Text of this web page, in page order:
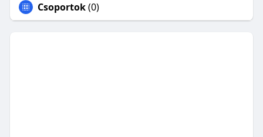
Csoportok(0)